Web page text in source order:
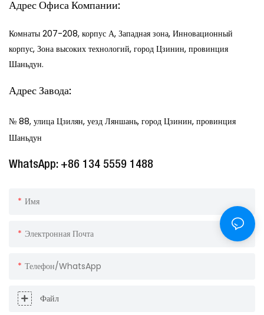
Адрес Офиса Компании:
Комнаты 207-208, корпус А, Западная зона, Инновационный
корпус, Зона высоких технологий, город Цзинин, провинция
Шаньдун.
Адрес Завода:
№ 88, улица Цзилян, уезд Ляншань, город Цзинин, провинция
Шаньдун
WhatsApp: +86 134 5559 1488
Имя
Электронная Почта
Телефон/WhatsApp
Файл